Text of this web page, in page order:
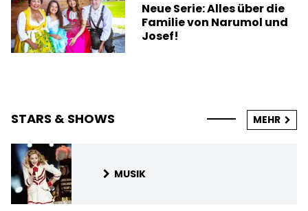
Neue Serie: Alles über die
Familie von Narumol und
Josef!
STARS & SHOWS MEHR
MUSIK